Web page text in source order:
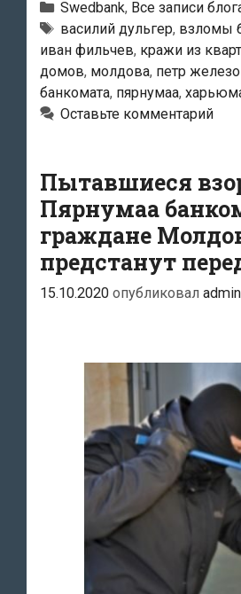
в
Пярнумаа
банкомат
граждане
Молдовы
сроки
Рубрики
Swedbank, Все записи
Тэги
василий дульгер, взломы
иван фильчев, кражи из
домов, молдова, петр
банкомата, пярнумаа,
Оставьте комментарий
Пытавшиеся
Пярнумаа
граждане
предстанут
15.10.2020 опубликовал admin